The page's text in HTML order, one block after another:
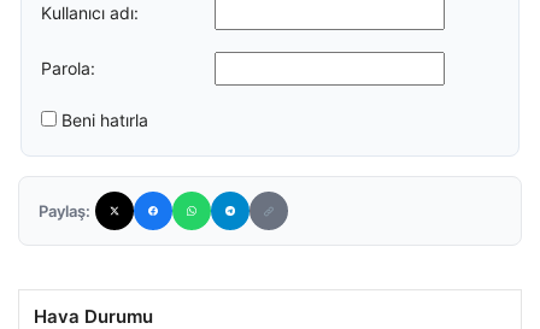
Kullanıcı adı:
Parola:
Beni hatırla
Paylaş:
Hava Durumu